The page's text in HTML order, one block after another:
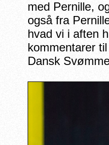
med Pernille,
også fra
hvad vi i aften
kommentarer
Dansk